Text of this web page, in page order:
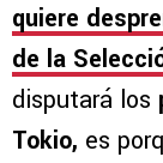
quiere
de la
disputará los
Tokio, es